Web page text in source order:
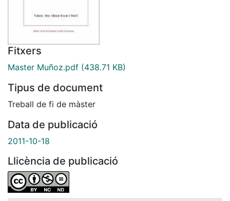
Fitxers
Master Muñoz.pdf (438.71 KB)
Tipus de document
Treball de fi de màster
Data de publicació
2011-10-18
Llicència de publicació